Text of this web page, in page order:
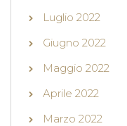
Luglio 2022
Giugno 2022
Maggio 2022
Aprile 2022
Marzo 2022